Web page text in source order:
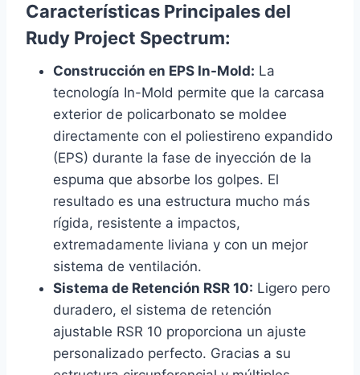
Características Principales del
Rudy Project Spectrum:
Construcción en EPS In-Mold: La
tecnología In-Mold permite que la carcasa
exterior de policarbonato se moldee
directamente con el poliestireno expandido
(EPS) durante la fase de inyección de la
espuma que absorbe los golpes. El
resultado es una estructura mucho más
rígida, resistente a impactos,
extremadamente liviana y con un mejor
sistema de ventilación.
Sistema de Retención RSR 10: Ligero pero
duradero, el sistema de retención
ajustable RSR 10 proporciona un ajuste
personalizado perfecto. Gracias a su